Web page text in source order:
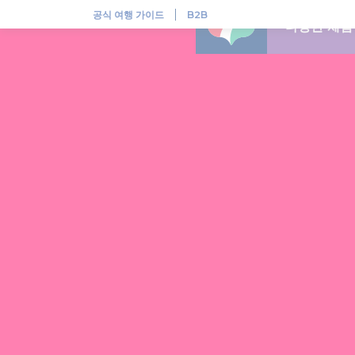
공식 여행 가이드 B2B
다양한 체